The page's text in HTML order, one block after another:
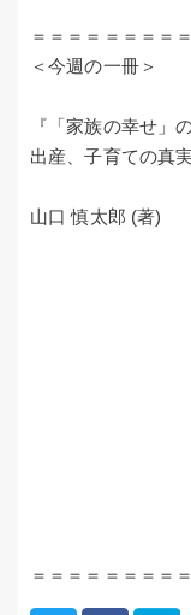
＝＝＝＝＝＝＝＝
＜今週の一冊＞
『「家族の幸せ」
出産、子育ての真
山口 慎太郎 (著)
＝＝＝＝＝＝＝＝